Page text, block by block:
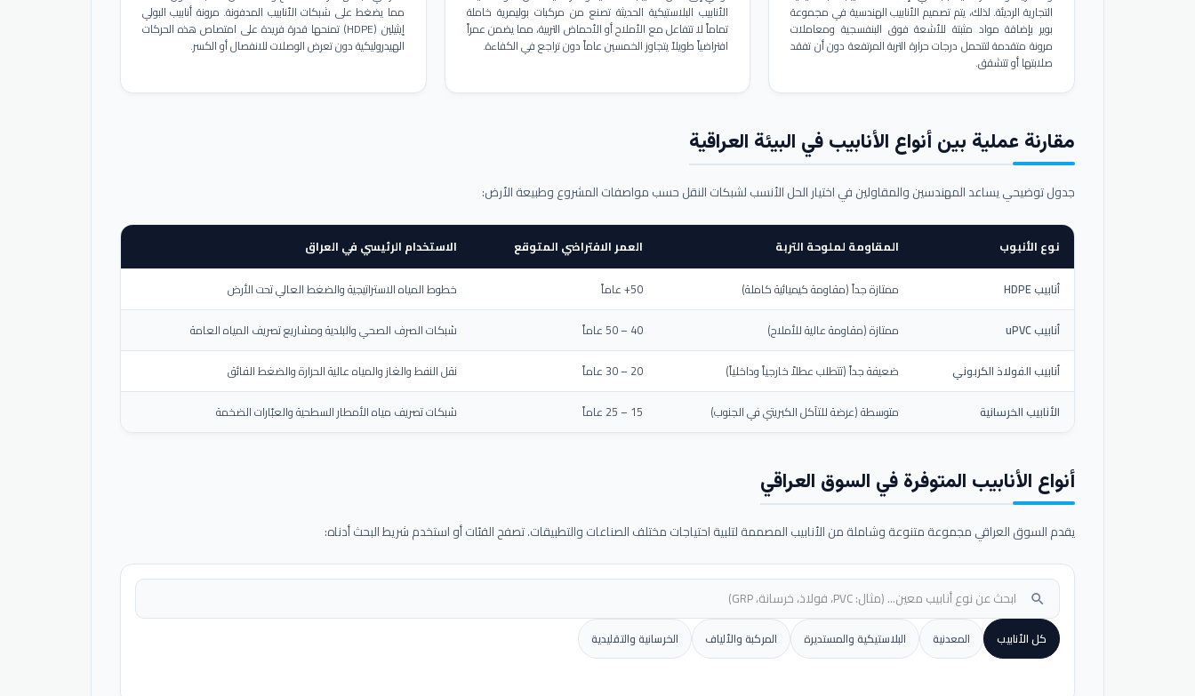
التجارية الرديئة. لذلك، يتم تصميم الأنابيب الهندسية في مجموعة
بوير بإضافة مواد مثبتة للأشعة فوق البنفسجية ومعاملات
مرونة متقدمة لتتحمل درجات حرارة التربة المرتفعة دون أن تفقد
صلابتها أو تتشقق.
الأنابيب البلاستيكية الحديثة تصنع من مركبات بوليمرية خاملة
تماماً لا تتفاعل مع الأملاح أو الأحماض التربية، مما يضمن عمراً
افتراضياً طويلاً يتجاوز الخمسين عاماً دون تراجع في الكفاءة.
مما يضغط على شبكات الأنابيب المدفونة. مرونة أنابيب البولي
إيثيلين (HDPE) تمنحها قدرة فريدة على امتصاص هذه الحركات
الهيدروليكية دون تعرض الوصلات للانفصال أو الكسر.
مقارنة عملية بين أنواع الأنابيب في البيئة العراقية
جدول توضيحي يساعد المهندسين والمقاولين في اختيار الحل الأنسب لشبكات النقل حسب مواصفات المشروع وطبيعة الأرض:
نوع الأنبوب المقاومة لملوحة التربة العمر الافتراضي المتوقع الاستخدام الرئيسي في العراق
أنابيب HDPE ممتازة جداً (مقاومة كيميائية كاملة) 50+ عاماً
خطوط المياه الاستراتيجية والضغط العالي تحت الأرض
أنابيب uPVC
ممتازة (مقاومة عالية للأملاح) 40 – 50 عاماً
شبكات الصرف الصحي والبلدية ومشاريع تصريف المياه العامة
أنابيب الفولاذ الكربوني
ضعيفة جداً (تتطلب عطلاً خارجياً وداخلياً) 20 – 30 عاماً
نقل النفط والغاز والمياه عالية الحرارة والضغط الفائق
الأنابيب الخرسانية
متوسطة (عرضة للتآكل الكبريتي في الجنوب) 15 – 25 عاماً شبكات تصريف مياه الأمطار السطحية والعبّارات الضخمة
أنواع الأنابيب المتوفرة في السوق العراقي
يقدم السوق العراقي مجموعة متنوعة وشاملة من الأنابيب المصممة لتلبية احتياجات مختلف الصناعات والتطبيقات. تصفح الفئات أو استخدم شريط البحث أدناه:
search
كل الأنابيب المعدنية البلاستيكية والمستديرة المركبة والألياف الخرسانية والتقليدية